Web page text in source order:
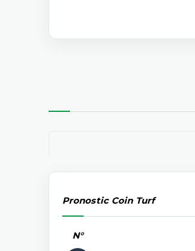
Pronostic Coin Turf
N°